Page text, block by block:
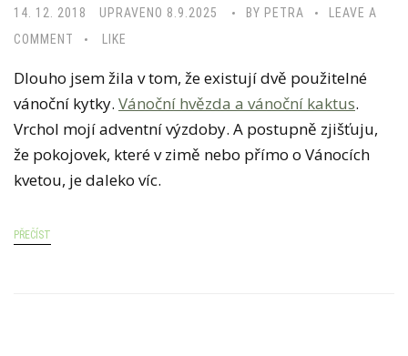
14. 12. 2018 UPRAVENO 8.9.2025 BY PETRA
LEAVE A
COMMENT
LIKE
Dlouho jsem žila v tom, že existují dvě použitelné
vánoční kytky. Vánoční hvězda a vánoční kaktus.
Vrchol mojí adventní výzdoby. A postupně zjišťuju,
že pokojovek, které v zimě nebo přímo o Vánocích
kvetou, je daleko víc.
PŘEČÍST